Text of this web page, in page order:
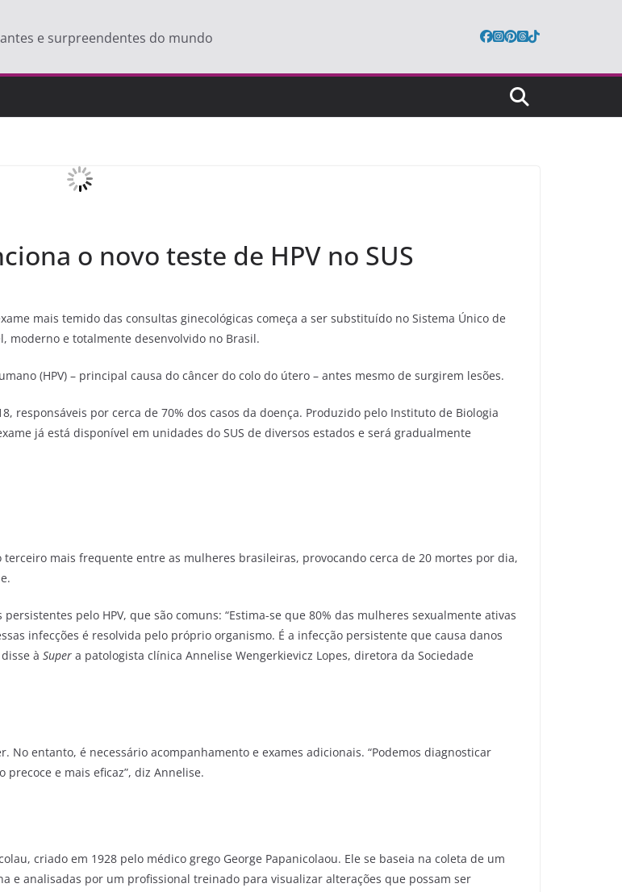
e surpreendentes do mundo
o novo teste de HPV no SUS
mais temido das consultas ginecológicas começa a ser substituído no Sistema Único de
moderno e totalmente desenvolvido no Brasil.
(HPV) – principal causa do câncer do colo do útero – antes mesmo de surgirem lesões.
responsáveis por cerca de 70% dos casos da doença. Produzido pelo Instituto de Biologia
já está disponível em unidades do SUS de diversos estados e será gradualmente
terceiro mais frequente entre as mulheres brasileiras, provocando cerca de 20 mortes por dia,
pelo HPV, que são comuns: “Estima-se que 80% das mulheres sexualmente ativas
infecções é resolvida pelo próprio organismo. É a infecção persistente que causa danos
à Super a patologista clínica Annelise Wengerkievicz Lopes, diretora da Sociedade
No entanto, é necessário acompanhamento e exames adicionais. “Podemos diagnosticar
e mais eficaz”, diz Annelise.
criado em 1928 pelo médico grego George Papanicolaou. Ele se baseia na coleta de um
e analisadas por um profissional treinado para visualizar alterações que possam ser